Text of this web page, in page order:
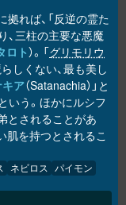
拠れば、「反逆の霊た
、三柱の主要な悪魔
ロト）。「グリモリウ
しくない、最も美し
ア（Satanachia）」と
いう。ほかにルシフ
とされることがあ
肌を持つとされるこ
ネビロス パイモン